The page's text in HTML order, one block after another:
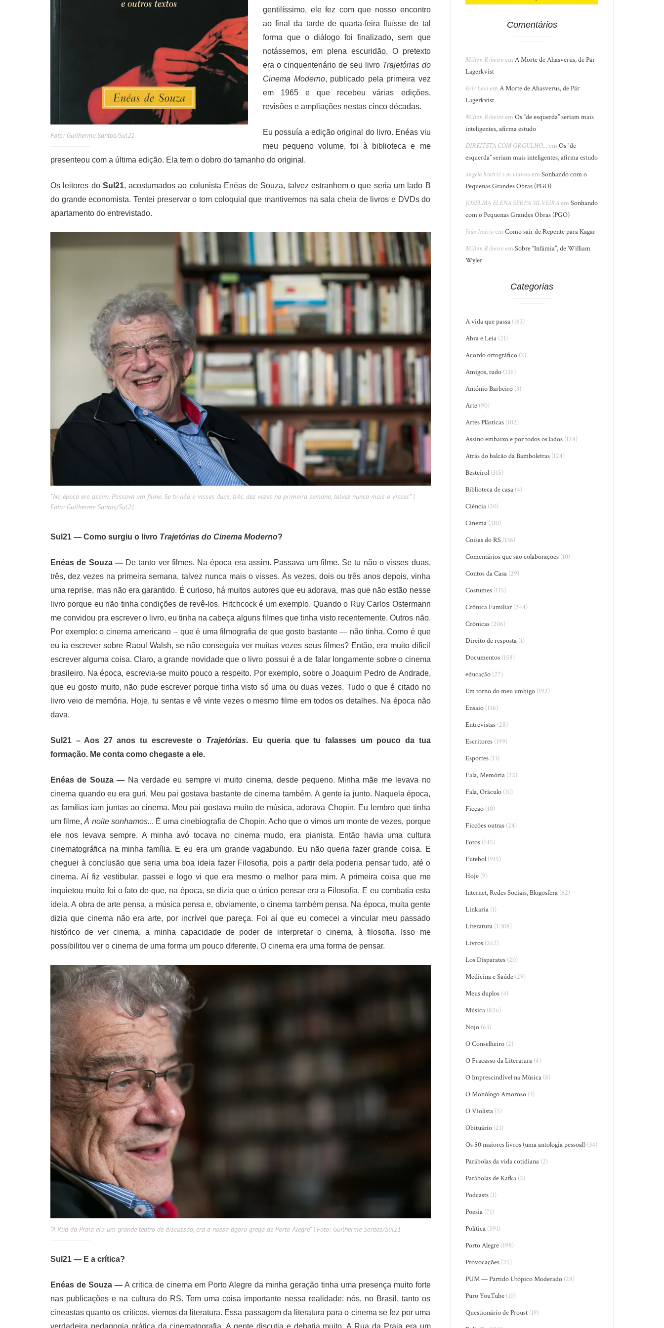
Foto: Guilherme Santos/Sul21
gentilíssimo, ele fez com que nosso encontro
ao final da tarde de quarta-feira fluísse de tal
forma que o diálogo foi finalizado, sem que
notássemos, em plena escuridão. O pretexto
era o cinquentenário de seu livro Trajetórias do
Cinema Moderno, publicado pela primeira vez
em 1965 e que recebeu várias edições,
revisões e ampliações nestas cinco décadas.
Eu possuía a edição original do livro. Enéas viu
meu pequeno volume, foi à biblioteca e me
presenteou com a última edição. Ela tem o dobro do tamanho do original.
Os leitores do Sul21, acostumados ao colunista Enéas de Souza, talvez estranhem o que seria um lado B
do grande economista. Tentei preservar o tom coloquial que mantivemos na sala cheia de livros e DVDs do
apartamento do entrevistado.
“Na época era assim. Passava um filme. Se tu não o visses duas, três, dez vezes na primeira semana, talvez nunca mais o visses” |
Foto: Guilherme Santos/Sul21
Sul21 — Como surgiu o livro Trajetórias do Cinema Moderno?
Enéas de Souza — De tanto ver filmes. Na época era assim. Passava um filme. Se tu não o visses duas,
três, dez vezes na primeira semana, talvez nunca mais o visses. Às vezes, dois ou três anos depois, vinha
uma reprise, mas não era garantido. É curioso, há muitos autores que eu adorava, mas que não estão nesse
livro porque eu não tinha condições de revê-los. Hitchcock é um exemplo. Quando o Ruy Carlos Ostermann
me convidou pra escrever o livro, eu tinha na cabeça alguns filmes que tinha visto recentemente. Outros não.
Por exemplo: o cinema americano – que é uma filmografia de que gosto bastante — não tinha. Como é que
eu ia escrever sobre Raoul Walsh, se não conseguia ver muitas vezes seus filmes? Então, era muito difícil
escrever alguma coisa. Claro, a grande novidade que o livro possui é a de falar longamente sobre o cinema
brasileiro. Na época, escrevia-se muito pouco a respeito. Por exemplo, sobre o Joaquim Pedro de Andrade,
que eu gosto muito, não pude escrever porque tinha visto só uma ou duas vezes. Tudo o que é citado no
livro veio de memória. Hoje, tu sentas e vê vinte vezes o mesmo filme em todos os detalhes. Na época não
dava.
Sul21 – Aos 27 anos tu escreveste o Trajetórias. Eu queria que tu falasses um pouco da tua
formação. Me conta como chegaste a ele.
Enéas de Souza — Na verdade eu sempre vi muito cinema, desde pequeno. Minha mãe me levava no
cinema quando eu era guri. Meu pai gostava bastante de cinema também. A gente ia junto. Naquela época,
as famílias iam juntas ao cinema. Meu pai gostava muito de música, adorava Chopin. Eu lembro que tinha
um filme,À noite sonhamos... É uma cinebiografia de Chopin. Acho que o vimos um monte de vezes, porque
ele nos levava sempre. A minha avó tocava no cinema mudo, era pianista. Então havia uma cultura
cinematográfica na minha família. E eu era um grande vagabundo. Eu não queria fazer grande coisa. E
cheguei à conclusão que seria uma boa ideia fazer Filosofia, pois a partir dela poderia pensar tudo, até o
cinema. Aí fiz vestibular, passei e logo vi que era mesmo o melhor para mim. A primeira coisa que me
inquietou muito foi o fato de que, na época, se dizia que o único pensar era a Filosofia. E eu combatia esta
ideia. A obra de arte pensa, a música pensa e, obviamente, o cinema também pensa. Na época, muita gente
dizia que cinema não era arte, por incrível que pareça. Foi aí que eu comecei a vincular meu passado
histórico de ver cinema, a minha capacidade de poder de interpretar o cinema, à filosofia. Isso me
possibilitou ver o cinema de uma forma um pouco diferente. O cinema era uma forma de pensar.
“A Rua da Praia era um grande teatro de discussão, era a nossa ágora grega de Porto Alegre” | Foto: Guilherme Santos/Sul21
Sul21 — E a crítica?
Enéas de Souza —A critica de cinema em Porto Alegre da minha geração tinha uma presença muito forte
nas publicações e na cultura do RS. Tem uma coisa importante nessa realidade: nós, no Brasil, tanto os
cineastas quanto os críticos, viemos da literatura. Essa passagem da literatura para o cinema se fez por uma
verdadeira pedagogia prática da cinematografia. A gente discutia e debatia muito. A Rua da Praia era um
Comentários
Milton RibeiroemA Morte de Ahasverus, de Pär
Lagerkvist
Eric LeviemA Morte de Ahasverus, de Pär
Lagerkvist
Milton RibeiroemOs “de esquerda” seriam mais
inteligentes, afirma estudo
DIREITSTA COM ORGULHO... emOs “de
esquerda” seriam mais inteligentes, afirma estudo
angela beatriz s m viannaemSonhando com o
Pequenas Grandes Obras (PGO)
JOSELMA ELENA SERPA SILVEIRAemSonhando
com o Pequenas Grandes Obras (PGO)
João InácioemComo sair de Repente para Kagar
Milton RibeiroemSobre “Infâmia”, de William
Wyler
Categorias
A vida que passa (163)
Abra e Leia (21)
Acordo ortográfico (2)
Amigos, tudo (136)
António Barbeiro (3)
Arte (90)
Artes Plásticas (102)
Assino embaixo e por todos os lados (124)
Atrás do balcão da Bamboletras (124)
Besteirol (315)
Biblioteca de casa (4)
Ciência (20)
Cinema (310)
Coisas do RS (136)
Comentários que são colaborações (10)
Contos da Casa (29)
Costumes (115)
Crônica Familiar (244)
Crônicas (206)
Direito de resposta (1)
Documentos (158)
educação (27)
Em torno do meu umbigo (192)
Ensaio (136)
Entrevistas (28)
Escritores (199)
Esportes (13)
Fala, Memória (22)
Fala, Oráculo (10)
Ficção (10)
Ficções outras (24)
Fotos (145)
Futebol (915)
Hoje (9)
Internet, Redes Sociais, Blogosfera (62)
Linkaria (1)
Literatura (1.308)
Livros (262)
Los Disparates (20)
Medicina e Saúde (29)
Meus duplos (4)
Música (826)
Nojo (63)
O Conselheiro (2)
O Fracasso da Literatura (4)
O Imprescindível na Música (8)
O Monólogo Amoroso (3)
O Violista (5)
Obituário (21)
Os 50 maiores livros (uma antologia pessoal) (34)
Parábolas da vida cotidiana (2)
Parábolas de Kafka (2)
Podcasts (1)
Poesia (71)
Política (591)
Porto Alegre (198)
Provocações (25)
PUM — Partido Utópico Moderado (28)
Puro YouTube (10)
Questionário de Proust (19)